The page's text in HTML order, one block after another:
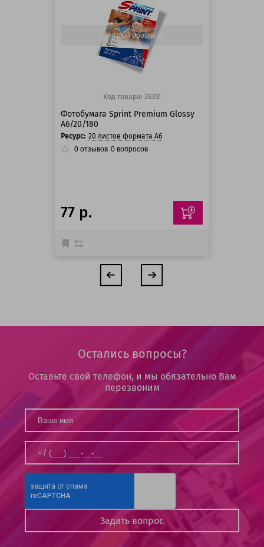
125 баллов
125 баллов
Быстрый просмотр
Код товара: 26351
Фотобумага Sprint Premium Glossy
A6/20/180
Ресурс: 20 листов формата А6
0 отзывов 0 вопросов
77 р.
Остались вопросы?
Оставьте свой телефон, и мы обязательно Вам
перезвоним